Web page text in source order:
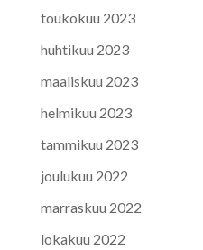
toukokuu 2023
huhtikuu 2023
maaliskuu 2023
helmikuu 2023
tammikuu 2023
joulukuu 2022
marraskuu 2022
lokakuu 2022